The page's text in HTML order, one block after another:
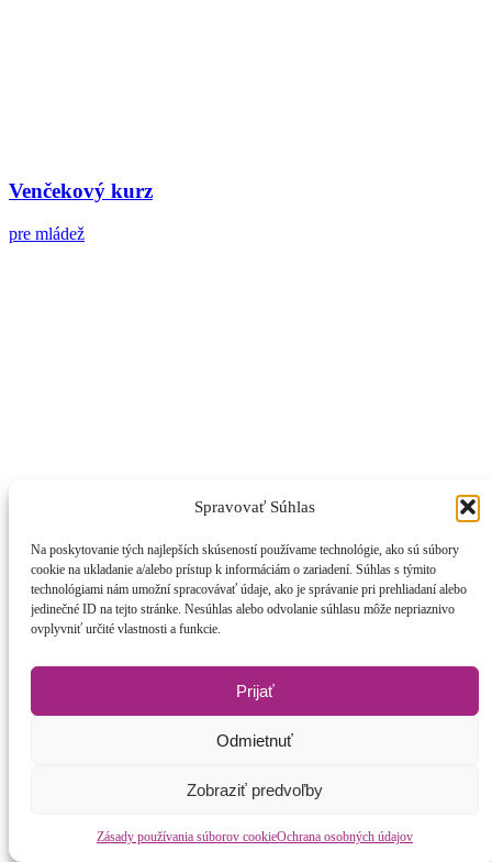
Spravovať Súhlas
Na poskytovanie tých najlepších skúseností používame technológie, ako sú súbory
cookie na ukladanie a/alebo prístup k informáciám o zariadení. Súhlas s týmito
technológiami nám umožní spracovávať údaje, ako je správanie pri prehliadaní alebo
jedinečné ID na tejto stránke. Nesúhlas alebo odvolanie súhlasu môže nepriaznivo
ovplyvniť určité vlastnosti a funkcie.
Prijať
Odmietnuť
Zobraziť predvoľby
Zásady používania súborov cookieOchrana osobných údajov
Venčekový kurz
pre mládež